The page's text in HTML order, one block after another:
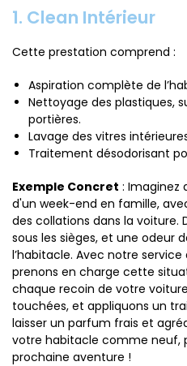
1. Clean Intérieur
Cette prestation comprend :
Aspiration complète de
Nettoyage des plastiques,
portières.
Lavage des vitres
Traitement désodorisant
Exemple Concret : Imaginez
d'un week-end en famille,
des collations dans la voiture.
sous les sièges, et une odeur
l’habitacle. Avec notre service
prenons en charge cette
chaque recoin de votre
touchées, et appliquons un
laisser un parfum frais et
votre habitacle comme neuf,
prochaine aventure !